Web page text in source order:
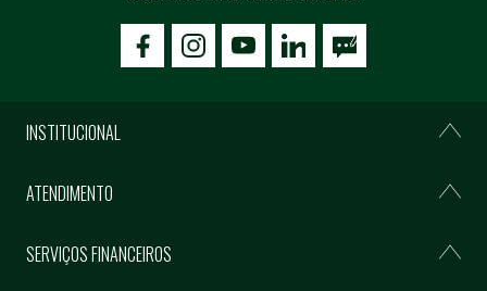
icon-facebookicon-social02icon-social03
INSTITUCIONAL
ATENDIMENTO
SERVIÇOS FINANCEIROS